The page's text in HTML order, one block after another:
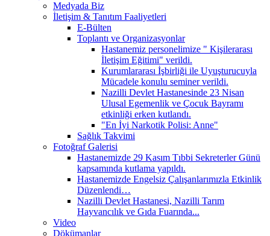
Medyada Biz
İletişim & Tanıtım Faaliyetleri
E-Bülten
Toplantı ve Organizasyonlar
Hastanemiz personelimize " Kişilerarası
İletişim Eğitimi" verildi.
Kurumlararası İşbirliği ile Uyuşturucuyla
Mücadele konulu seminer verildi.
Nazilli Devlet Hastanesinde 23 Nisan
Ulusal Egemenlik ve Çocuk Bayramı
etkinliği erken kutlandı.
"En İyi Narkotik Polisi: Anne"
Sağlık Takvimi
Fotoğraf Galerisi
Hastanemizde 29 Kasım Tıbbi Sekreterler Günü
kapsamında kutlama yapıldı.
Hastanemizde Engelsiz Çalışanlarımızla Etkinlik
Düzenlendi…
Nazilli Devlet Hastanesi, Nazilli Tarım
Hayvancılık ve Gıda Fuarında...
Video
Dökümanlar